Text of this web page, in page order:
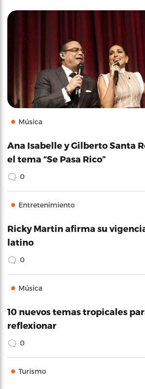
Música
Ana Isabelle y Gilberto Santa
el tema “Se Pasa Rico”
0
Entretenimiento
Ricky Martin afirma su
latino
0
Música
10 nuevos temas tropicales
reflexionar
0
Turismo